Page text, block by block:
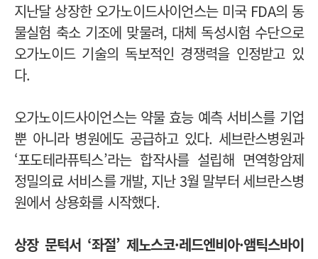
지난달 상장한 오가노이드사이언스는 미국 FDA의 동
물실험 축소 기조에 맞물려, 대체 독성시험 수단으로
오가노이드 기술의 독보적인 경쟁력을 인정받고 있
다.
오가노이드사이언스는 약물 효능 예측 서비스를 기업
뿐 아니라 병원에도 공급하고 있다. 세브란스병원과
‘포도테라퓨틱스’라는 합작사를 설립해 면역항암제
정밀의료 서비스를 개발, 지난 3월 말부터 세브란스병
원에서 상용화를 시작했다.
상장 문턱서 ‘좌절’ 제노스코·레드엔비아·앰틱스바이